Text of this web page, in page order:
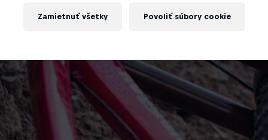
Zamietnuť všetky Povoliť súbory cookie